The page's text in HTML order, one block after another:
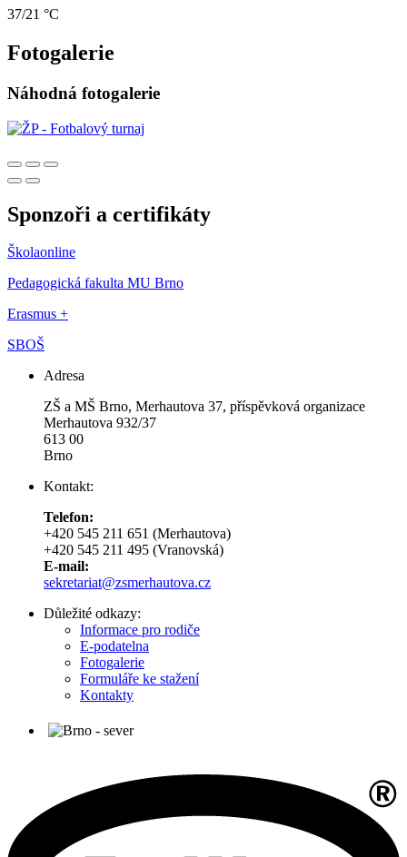
37/21 °C
Fotogalerie
Náhodná fotogalerie
Sponzoři a certifikáty
Školaonline
Pedagogická fakulta MU Brno
Erasmus +
SBOŠ
Adresa
ZŠ a MŠ Brno, Merhautova 37, příspěvková organizace
Merhautova 932/37
613 00
Brno
Kontakt:
Telefon:
+420 545 211 651 (Merhautova)
+420 545 211 495 (Vranovská)
E-mail:
sekretariat@zsmerhautova.cz
Důležité odkazy:
Informace pro rodiče
E-podatelna
Fotogalerie
Formuláře ke stažení
Kontakty